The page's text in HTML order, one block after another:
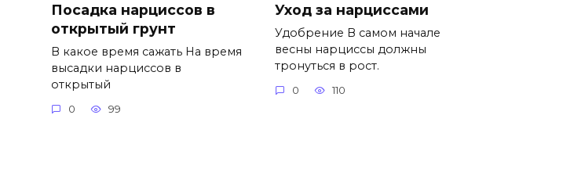
Посадка нарциссов в
открытый грунт
В какое время сажать На время
высадки нарциссов в
открытый
0 99
Уход за нарциссами
Удобрение В самом начале
весны нарциссы должны
тронуться в рост.
0 110